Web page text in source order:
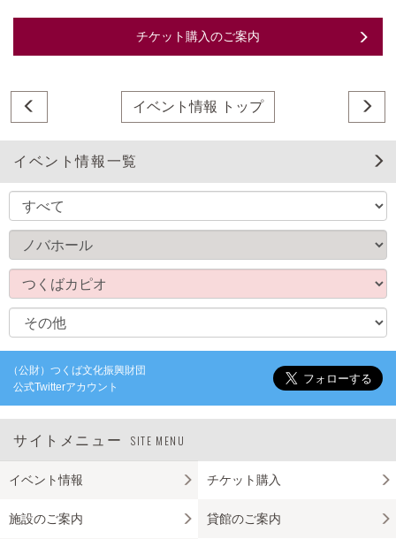
チケット購入のご案内
イベント情報 トップ
イベント情報一覧
（公財）つくば文化振興財団
公式Twitterアカウント
サイトメニュー SITE MENU
イベント情報 チケット購入
施設のご案内 貸館のご案内